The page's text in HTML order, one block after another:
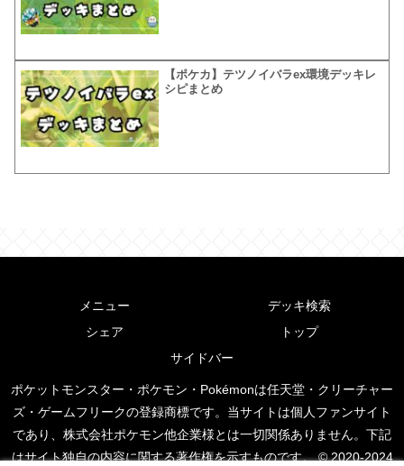
【ポケカ】テツノイバラex環境デッキレ
シピまとめ
メニュー
デッキ検索
シェア
トップ
サイドバー
ポケットモンスター・ポケモン・Pokémonは任天堂・クリーチャー
ズ・ゲームフリークの登録商標です。当サイトは個人ファンサイト
であり、株式会社ポケモン他企業様とは一切関係ありません。下記
はサイト独自の内容に関する著作権を示すものです。 © 2020-2024